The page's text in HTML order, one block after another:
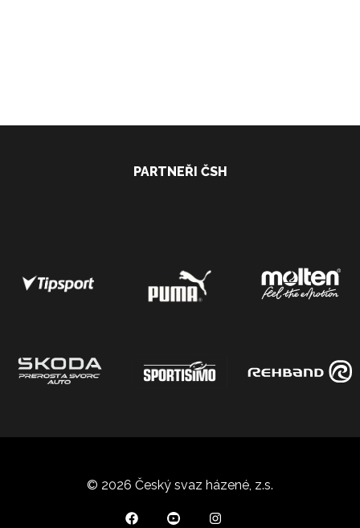
PARTNEŘI ČSH
© 2026 Český svaz házené, z.s.